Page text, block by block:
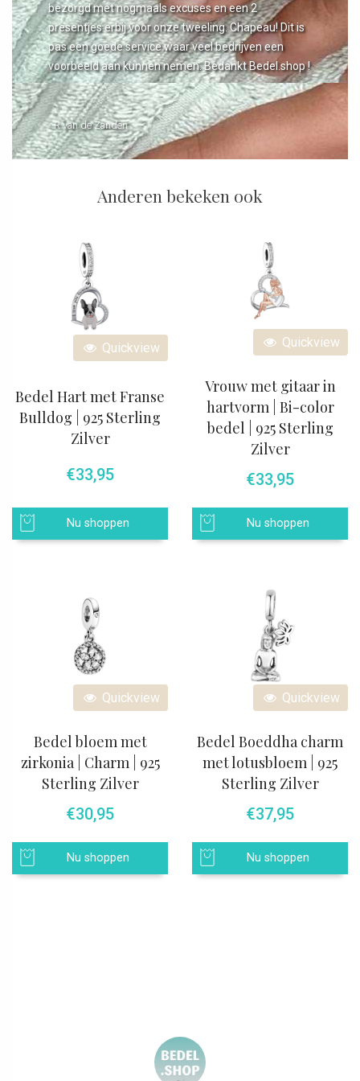
bezorgd met nogmaals excuses en een 2
presentjes erbij voor onze tweeling. Chapeau! Dit is
pas een goede service waar veel bedrijven een
voorbeeld aan kunnen nemen. Bedankt Bedel.shop !
- R van de Zanden
Anderen bekeken ook
Quickview
Bedel Hart met Franse
Bulldog | 925 Sterling
Zilver
€33,95
Nu shoppen
Quickview
Vrouw met gitaar in
hartvorm | Bi-color
bedel | 925 Sterling
Zilver
€33,95
Nu shoppen
Quickview
Bedel bloem met
zirkonia | Charm | 925
Sterling Zilver
€30,95
Nu shoppen
Quickview
Bedel Boeddha charm
met lotusbloem | 925
Sterling Zilver
€37,95
Nu shoppen